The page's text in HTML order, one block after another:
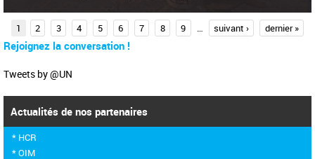
a
e
s
1 2 3 4 5 6 7 8 9 … suivant › dernier »
Rejoignez la conversation !
Tweets by @UN
Actualités de nos partenaires
* HCR
* OIM